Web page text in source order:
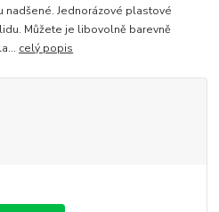
nadšené. Jednorázové plastové
Můžete je libovolně barevně
celý popis